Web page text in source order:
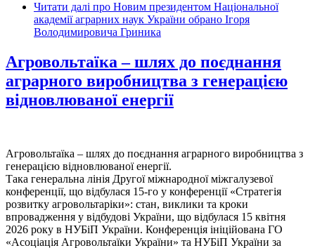
Читати далі про Новим президентом Національної
академії аграрних наук України обрано Ігоря
Володимировича Гриника
Агровольтаїка – шлях до поєднання
аграрного виробництва з генерацією
відновлюваної енергії
Агровольтаїка – шлях до поєднання аграрного виробництва з
генерацією відновлюваної енергії.
Така генеральна лінія Другої міжнародної міжгалузевої
конференції, що відбулася 15-го у конференції «Стратегія
розвитку агровольтаріки»: стан, виклики та кроки
впровадження у відбудові України, що відбулася 15 квітня
2026 року в НУБіП України. Конференція ініційована ГО
«Асоціація Агровольтаїки України» та НУБіП України за